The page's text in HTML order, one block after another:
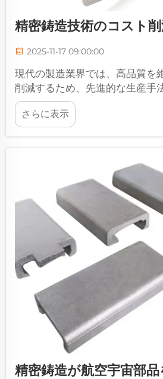
精密鋳造技術のコスト
2025-11-17 09:00:00
現代の製造業界では、高品質を
削減するため、先進的な生産手
ています。こうした革新的な手
造は変革をもたらす技術として
産効率の向上とコスト最適化を
さらに表示
精密鋳造が航空宇宙部